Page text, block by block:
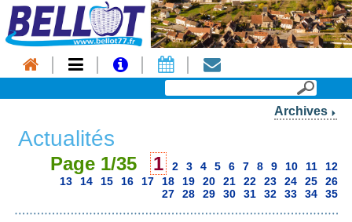
Archives
Actualités
Page 1/35 1 2 3 4 5 6 7 8 9 10 11
12
13
14 15 16 17 18 19 20 21 22 23 24 25
26
27
28 29 30 31 32 33 34 35